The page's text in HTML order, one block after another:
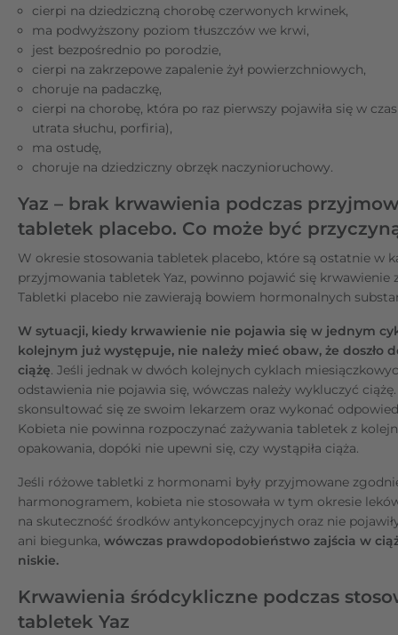
cierpi na dziedziczną chorobę czerwonych krwinek,
ma podwyższony poziom tłuszczów we krwi,
jest bezpośrednio po porodzie,
cierpi na zakrzepowe zapalenie żył powierzchniowych,
choruje na padaczkę,
cierpi na chorobę, która po raz pierwszy pojawiła się w
utrata słuchu, porfiria),
ma ostudę,
choruje na dziedziczny obrzęk naczynioruchowy.
Yaz – brak krwawienia podczas
tabletek placebo. Co może być
W okresie stosowania tabletek placebo, które są ostatnie w
przyjmowania tabletek Yaz, powinno pojawić się krwawienie
Tabletki placebo nie zawierają bowiem hormonalnych
W sytuacji, kiedy krwawienie nie pojawia się w jednym
kolejnym już występuje, nie należy mieć obaw, że doszło
ciążę. Jeśli jednak w dwóch kolejnych cyklach
odstawienia nie pojawia się, wówczas należy wykluczyć
skonsultować się ze swoim lekarzem oraz wykonać
Kobieta nie powinna rozpoczynać zażywania tabletek z
opakowania, dopóki nie upewni się, czy wystąpiła ciąża.
Jeśli różowe tabletki z hormonami były przyjmowane
harmonogramem, kobieta nie stosowała w tym okresie
na skuteczność środków antykoncepcyjnych oraz nie
ani biegunka, wówczas prawdopodobieństwo zajścia w
niskie.
Krwawienia śródcykliczne podczas
tabletek Yaz